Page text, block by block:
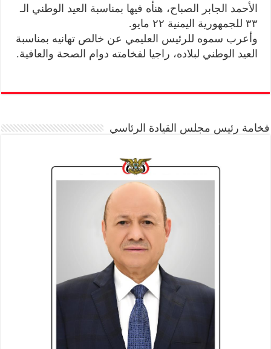
الأحمد الجابر الصباح، هنأه فيها بمناسبة العيد الوطني الـ
٣٣ للجمهورية اليمنية ٢٢ مايو.
وأعرب سموه للرئيس العليمي عن خالص تهانيه بمناسبة
العيد الوطني لبلاده، راجيا لفخامته دوام الصحة والعافية.
فخامة رئيس مجلس القيادة الرئاسي